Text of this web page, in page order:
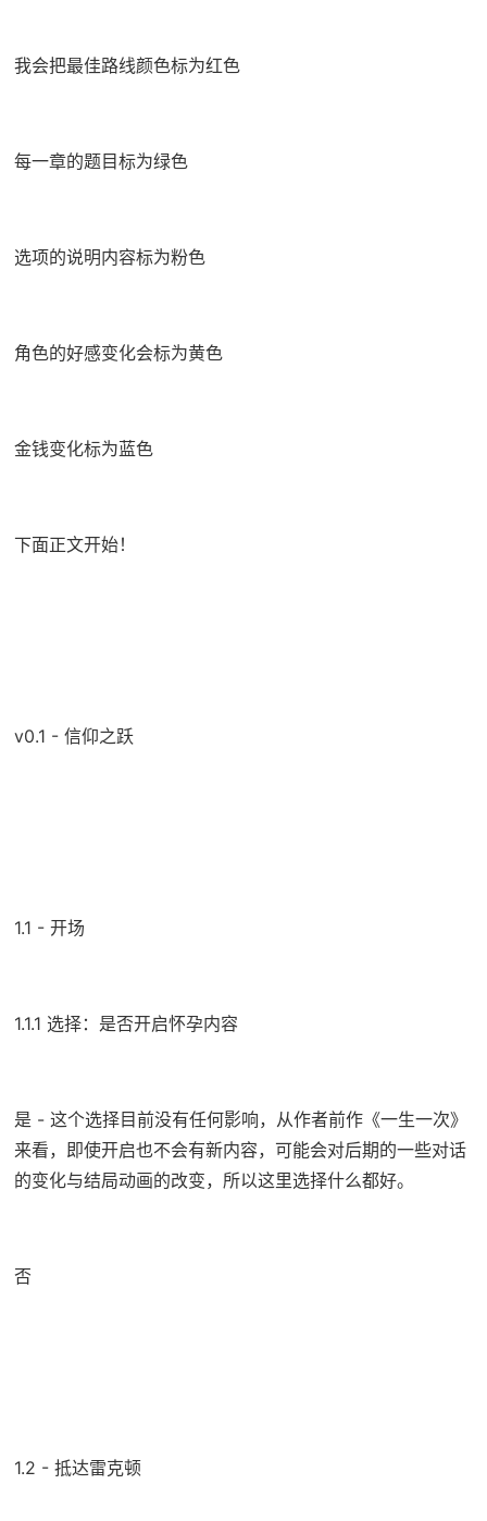
我会把最佳路线颜色标为红色
每一章的题目标为绿色
选项的说明内容标为粉色
角色的好感变化会标为黄色
金钱变化标为蓝色
下面正文开始！
v0.1 - 信仰之跃
1.1 - 开场
1.1.1 选择：是否开启怀孕内容
是 - 这个选择目前没有任何影响，从作者前作《一生一次》
来看，即使开启也不会有新内容，可能会对后期的一些对话
的变化与结局动画的改变，所以这里选择什么都好。
否
1.2 - 抵达雷克顿